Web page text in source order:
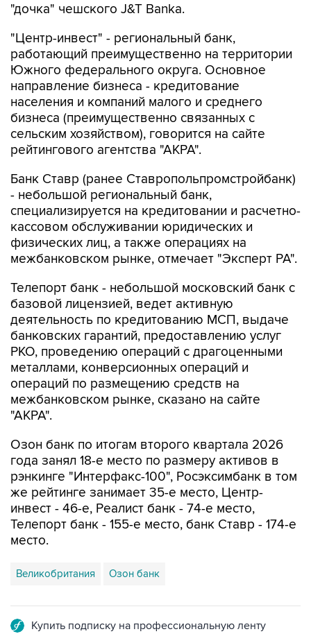
"дочка" чешского J&T Banka.
"Центр-инвест" - региональный банк,
работающий преимущественно на территории
Южного федерального округа. Основное
направление бизнеса - кредитование
населения и компаний малого и среднего
бизнеса (преимущественно связанных с
сельским хозяйством), говорится на сайте
рейтингового агентства "АКРА".
Банк Ставр (ранее Ставропольпромстройбанк)
- небольшой региональный банк,
специализируется на кредитовании и расчетно-
кассовом обслуживании юридических и
физических лиц, а также операциях на
межбанковском рынке, отмечает "Эксперт РА".
Телепорт банк - небольшой московский банк с
базовой лицензией, ведет активную
деятельность по кредитованию МСП, выдаче
банковских гарантий, предоставлению услуг
РКО, проведению операций с драгоценными
металлами, конверсионных операций и
операций по размещению средств на
межбанковском рынке, сказано на сайте
"АКРА".
Озон банк по итогам второго квартала 2026
года занял 18-е место по размеру активов в
рэнкинге "Интерфакс-100", Росэксимбанк в том
же рейтинге занимает 35-е место, Центр-
инвест - 46-е, Реалист банк - 74-е место,
Телепорт банк - 155-е место, банк Ставр - 174-е
место.
Великобритания Озон банк
Купить подписку на профессиональную ленту